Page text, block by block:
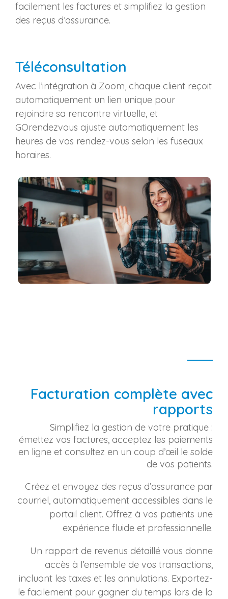
facilement les factures et simplifiez la gestion
des reçus d’assurance.
Téléconsultation
Avec l’intégration à Zoom, chaque client reçoit
automatiquement un lien unique pour
rejoindre sa rencontre virtuelle, et
GOrendezvous ajuste automatiquement les
heures de vos rendez-vous selon les fuseaux
horaires.
Facturation complète avec
rapports
Simplifiez la gestion de votre pratique :
émettez vos factures, acceptez les paiements
en ligne et consultez en un coup d’œil le solde
de vos patients.
Créez et envoyez des reçus d’assurance par
courriel, automatiquement accessibles dans le
portail client. Offrez à vos patients une
expérience fluide et professionnelle.
Un rapport de revenus détaillé vous donne
accès à l’ensemble de vos transactions,
incluant les taxes et les annulations. Exportez-
le facilement pour gagner du temps lors de la